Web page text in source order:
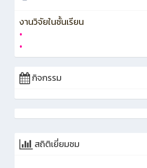
งานวิจัยในชั้นเรียน
•
•
กิจกรรม
สถิติเยี่ยมชม